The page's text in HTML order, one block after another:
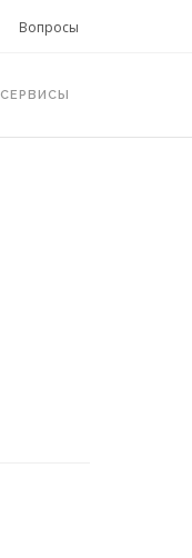
Вопросы
СЕРВИСЫ